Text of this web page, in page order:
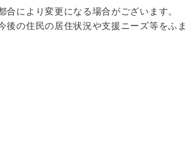
合により変更になる場合がございます。
後の住民の居住状況や支援ニーズ等をふ